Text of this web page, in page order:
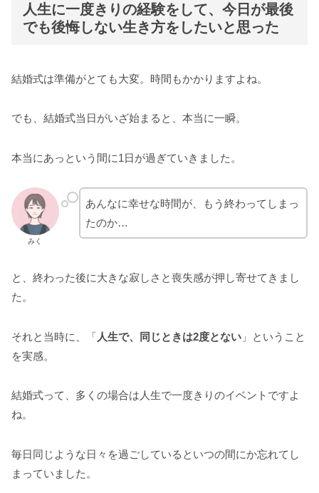
人生に一度きりの経験をして、今日が最後
でも後悔しない生き方をしたいと思った
結婚式は準備がとても大変。時間もかかりますよね。
でも、結婚式当日がいざ始まると、本当に一瞬。
本当にあっという間に1日が過ぎていきました。
みく
あんなに幸せな時間が、もう終わってしまっ
たのか…
と、終わった後に大きな寂しさと喪失感が押し寄せてきまし
た。
それと当時に、「 人生で、同じときは2度とない 」ということ
を実感。
結婚式って、多くの場合は人生で一度きりのイベントですよ
ね。
毎日同じような日々を過ごしているといつの間にか忘れてし
まっていました。